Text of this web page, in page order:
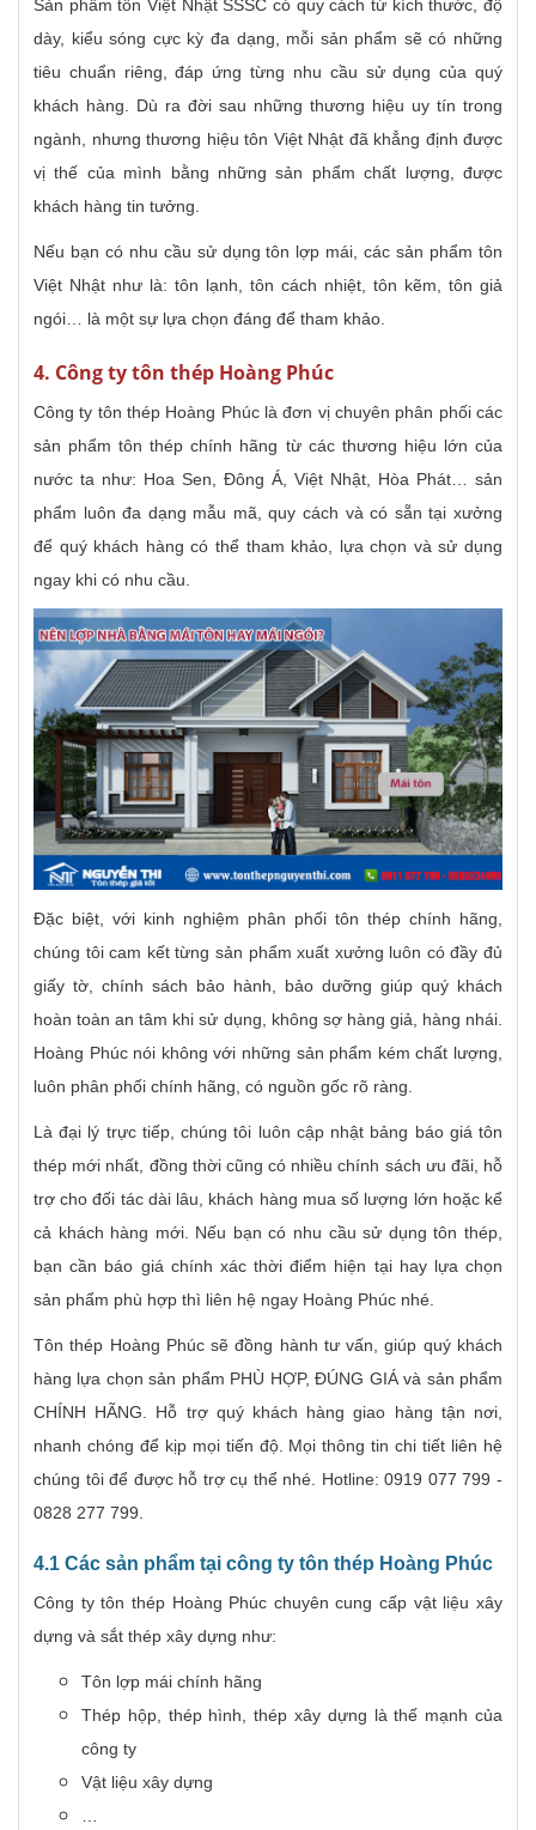
Sản phẩm tôn Việt Nhật SSSC có quy cách từ kích thước, độ
dày, kiểu sóng cực kỳ đa dạng, mỗi sản phẩm sẽ có những
tiêu chuẩn riêng, đáp ứng từng nhu cầu sử dụng của quý
khách hàng. Dù ra đời sau những thương hiệu uy tín trong
ngành, nhưng thương hiệu tôn Việt Nhật đã khẳng định được
vị thế của mình bằng những sản phẩm chất lượng, được
khách hàng tin tưởng.
Nếu bạn có nhu cầu sử dụng tôn lợp mái, các sản phẩm tôn
Việt Nhật như là: tôn lạnh, tôn cách nhiệt, tôn kẽm, tôn giả
ngói… là một sự lựa chọn đáng để tham khảo.
4. Công ty tôn thép Hoàng Phúc
Công ty tôn thép Hoàng Phúc là đơn vị chuyên phân phối các
sản phẩm tôn thép chính hãng từ các thương hiệu lớn của
nước ta như: Hoa Sen, Đông Á, Việt Nhật, Hòa Phát… sản
phẩm luôn đa dạng mẫu mã, quy cách và có sẵn tại xưởng
để quý khách hàng có thể tham khảo, lựa chọn và sử dụng
ngay khi có nhu cầu.
Đặc biệt, với kinh nghiệm phân phối tôn thép chính hãng,
chúng tôi cam kết từng sản phẩm xuất xưởng luôn có đầy đủ
giấy tờ, chính sách bảo hành, bảo dưỡng giúp quý khách
hoàn toàn an tâm khi sử dụng, không sợ hàng giả, hàng nhái.
Hoàng Phúc nói không với những sản phẩm kém chất lượng,
luôn phân phối chính hãng, có nguồn gốc rõ ràng.
Là đại lý trực tiếp, chúng tôi luôn cập nhật bảng báo giá tôn
thép mới nhất, đồng thời cũng có nhiều chính sách ưu đãi, hỗ
trợ cho đối tác dài lâu, khách hàng mua số lượng lớn hoặc kể
cả khách hàng mới. Nếu bạn có nhu cầu sử dụng tôn thép,
bạn cần báo giá chính xác thời điểm hiện tại hay lựa chọn
sản phẩm phù hợp thì liên hệ ngay Hoàng Phúc nhé.
Tôn thép Hoàng Phúc sẽ đồng hành tư vấn, giúp quý khách
hàng lựa chọn sản phẩm PHÙ HỢP, ĐÚNG GIÁ và sản phẩm
CHÍNH HÃNG. Hỗ trợ quý khách hàng giao hàng tận nơi,
nhanh chóng để kịp mọi tiến độ. Mọi thông tin chi tiết liên hệ
chúng tôi để được hỗ trợ cụ thể nhé. Hotline: 0919 077 799 -
0828 277 799.
4.1 Các sản phẩm tại công ty tôn thép Hoàng Phúc
Công ty tôn thép Hoàng Phúc chuyên cung cấp vật liệu xây
dựng và sắt thép xây dựng như:
Tôn lợp mái chính hãng
Thép hộp, thép hình, thép xây dựng là thế mạnh của
công ty
Vật liệu xây dựng